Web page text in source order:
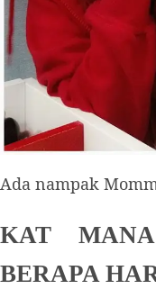
Ada nampak
KAT
BERAPA